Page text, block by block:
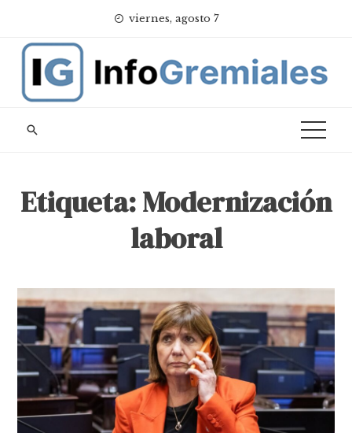
content
viernes, agosto 7
Etiqueta:Modernización
laboral